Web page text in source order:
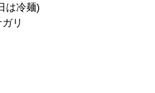
は冷麺)
リ